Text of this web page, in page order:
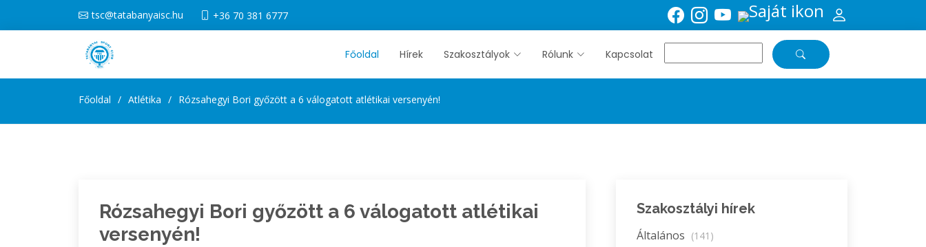
tsc@tatabanyaisc.hu +36 70 381 6777
Főoldal Hírek Szakosztályok Rólunk Kapcsolat
Főoldal Atlétika Rózsahegyi Bori győzött a 6 válogatott atlétikai versenyén!
Rózsahegyi Bori győzött a 6 válogatott atlétikai
versenyén!
Szakosztályi hírek
Általános (141)